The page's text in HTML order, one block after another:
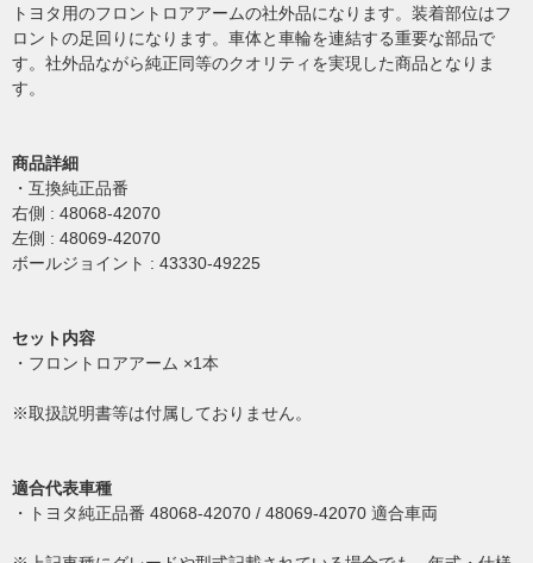
トヨタ用のフロントロアアームの社外品になります。装着部位はフ
ロントの足回りになります。車体と車輪を連結する重要な部品で
す。社外品ながら純正同等のクオリティを実現した商品となりま
す。
商品詳細
・互換純正品番
右側 : 48068-42070
左側 : 48069-42070
ボールジョイント : 43330-49225
セット内容
・フロントロアアーム ×1本
※取扱説明書等は付属しておりません。
適合代表車種
・トヨタ純正品番 48068-42070 / 48069-42070 適合車両